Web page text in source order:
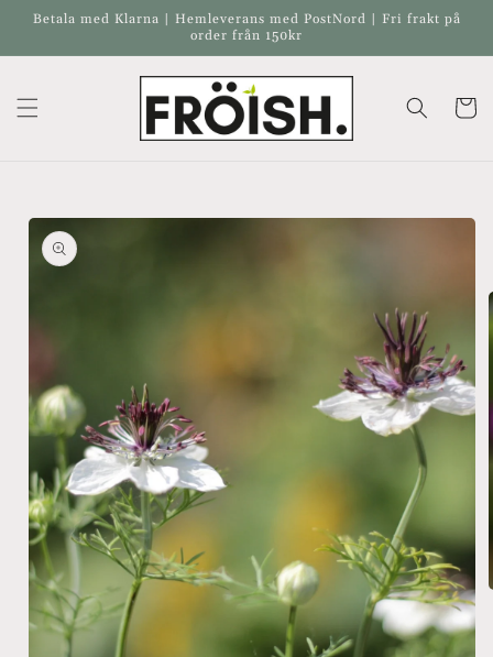
vidare
innehåll
Betala med Klarna | Hemleverans med PostNord | Fri frakt på
order från 150kr
vidare till